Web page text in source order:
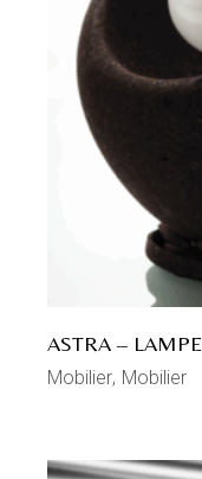
ASTRA –
Mobilier Mobilier